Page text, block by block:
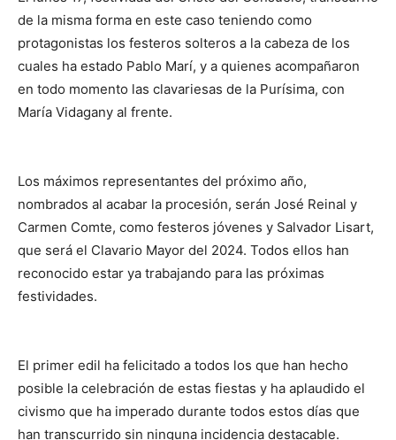
de la misma forma en este caso teniendo como
protagonistas los festeros solteros a la cabeza de los
cuales ha estado Pablo Marí, y a quienes acompañaron
en todo momento las clavariesas de la Purísima, con
María Vidagany al frente.
Los máximos representantes del próximo año,
nombrados al acabar la procesión, serán José Reinal y
Carmen Comte, como festeros jóvenes y Salvador Lisart,
que será el Clavario Mayor del 2024. Todos ellos han
reconocido estar ya trabajando para las próximas
festividades.
El primer edil ha felicitado a todos los que han hecho
posible la celebración de estas fiestas y ha aplaudido el
civismo que ha imperado durante todos estos días que
han transcurrido sin ninguna incidencia destacable.